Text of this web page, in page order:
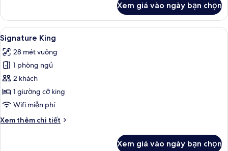
Ocean
Front
3BR
Presidential
Suite
Xem giá vào ngày bạn chọn
Xem
tất
cả
ảnh
Signature
King
Bộ đồ giường cao cấp, chăn bông,
5
Signature King
28 mét vuông
1 phòng ngủ
2 khách
1 giường cỡ king
Wifi miễn phí
Xem thêm chi tiết
Chi
Xem giá vào ngày bạn chọn